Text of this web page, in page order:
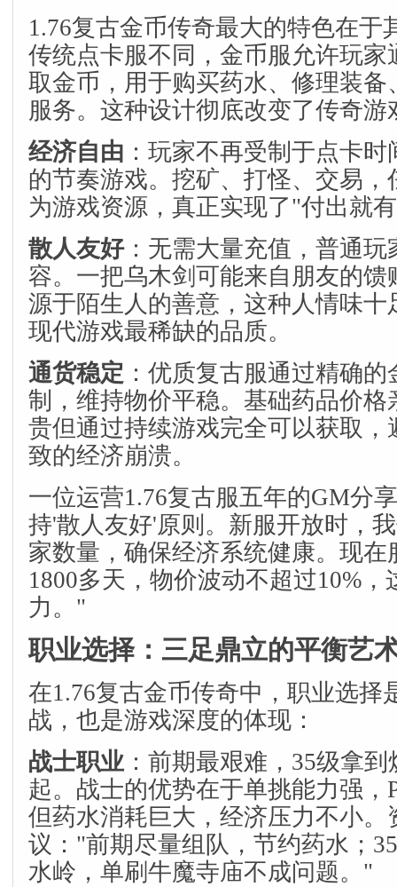
1.76复古金币传奇最大的特色在于
传统点卡服不同，金币服允许玩家
取金币，用于购买药水、修理装备
服务。这种设计彻底改变了传奇游
经济自由 ：玩家不再受制于点卡
的节奏游戏。挖矿、打怪、交易，
为游戏资源，真正实现了"付出就
散人友好：无需大量充值，普通玩
容。一把乌木剑可能来自朋友的馈
源于陌生人的善意，这种人情味十
现代游戏最稀缺的品质。
通货稳定 ：优质复古服通过精确
制，维持物价平稳。基础药品价格
贵但通过持续游戏完全可以获取，
致的经济崩溃。
一位运营1.76复古服五年的GM分
持'散人友好'原则。新服开放时，
家数量，确保经济系统健康。现在
1800多天，物价波动不超过10%
力。"
职业选择：三足鼎立的平衡艺
在1.76复古金币传奇中，职业选择
战，也是游戏深度的体现：
战士职业 ：前期最艰难，35级拿
起。战士的优势在于单挑能力强，
但药水消耗巨大，经济压力不小。
议："前期尽量组队，节约药水；
水岭，单刷牛魔寺庙不成问题。"